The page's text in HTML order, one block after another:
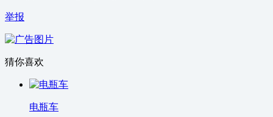
举报
猜你喜欢
电瓶车